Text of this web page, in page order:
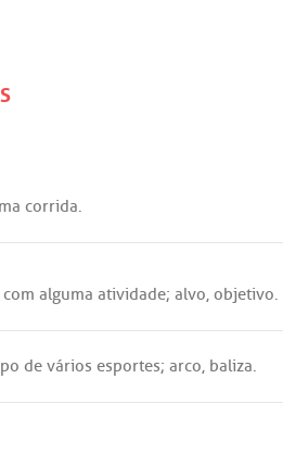
corrida.
com alguma atividade; alvo, objetivo.
de vários esportes; arco, baliza.